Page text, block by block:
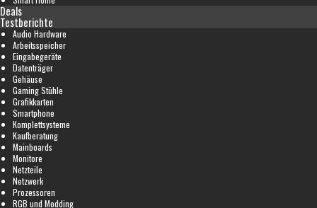
Deals
Testberichte
Audio Hardware
Arbeitsspeicher
Eingabegeräte
Datenträger
Gehäuse
Gaming Stühle
Grafikkarten
Smartphone
Komplettsysteme
Kaufberatung
Mainboards
Monitore
Netzteile
Netzwerk
Prozessoren
RGB und Modding